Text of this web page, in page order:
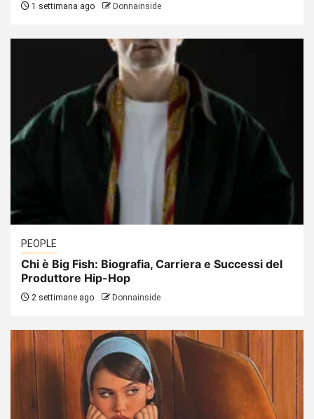
1 settimana ago Donnainside
PEOPLE
Chi è Big Fish: Biografia, Carriera e Successi del
Produttore Hip-Hop
2 settimane ago Donnainside